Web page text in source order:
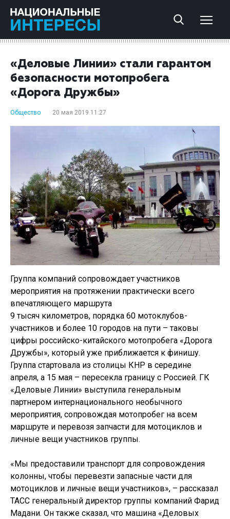
«Деловые Линии» стали гарантом
безопасности мотопробега
«Дорога Дружбы»
Общество 20 мая 2019 11:27
Группа компаний сопровождает участников
мероприятия на протяжении практически всего
впечатляющего маршрута
9 тысяч километров, порядка 60 мотоклубов-
участников и более 10 городов на пути – таковы
цифры российско-китайского мотопробега «Дорога
Дружбы», который уже приближается к финишу.
Группа стартовала из столицы КНР в середине
апреля, а 15 мая – пересекла границу с Россией. ГК
«Деловые Линии» выступила генеральным
партнером интернационального необычного
мероприятия, сопровождая мотопробег на всем
маршруте и перевозя запчасти для мотоциклов и
личные вещи участников группы.
«Мы предоставили транспорт для сопровождения
колонны, чтобы перевезти запасные части для
мотоциклов и личные вещи участников», – рассказал
ТАСС генеральный директор группы компаний Фарид
Мадани. Он также сказал, что машина «Деловых